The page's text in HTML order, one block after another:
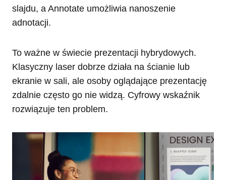
slajdu, a Annotate umożliwia nanoszenie
adnotacji.
To ważne w świecie prezentacji hybrydowych.
Klasyczny laser dobrze działa na ścianie lub
ekranie w sali, ale osoby oglądające prezentację
zdalnie często go nie widzą. Cyfrowy wskaźnik
rozwiązuje ten problem.